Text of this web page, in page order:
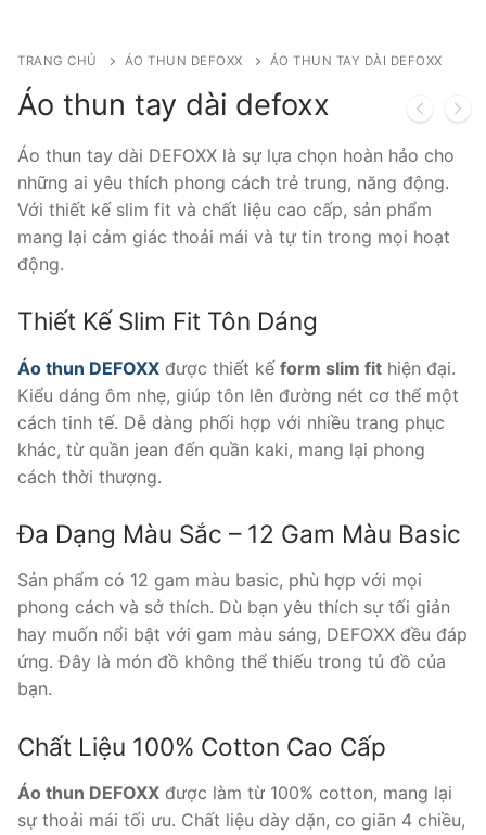
TRANG CHỦ ÁO THUN DEFOXX ÁO THUN TAY DÀI DEFOXX
Áo thun tay dài defoxx
Áo thun tay dài DEFOXX là sự lựa chọn hoàn hảo cho
những ai yêu thích phong cách trẻ trung, năng động.
Với thiết kế slim fit và chất liệu cao cấp, sản phẩm
mang lại cảm giác thoải mái và tự tin trong mọi hoạt
động.
Thiết Kế Slim Fit Tôn Dáng
Áo thun DEFOXX được thiết kế form slim fit hiện đại.
Kiểu dáng ôm nhẹ, giúp tôn lên đường nét cơ thể một
cách tinh tế. Dễ dàng phối hợp với nhiều trang phục
khác, từ quần jean đến quần kaki, mang lại phong
cách thời thượng.
Đa Dạng Màu Sắc – 12 Gam Màu Basic
Sản phẩm có 12 gam màu basic, phù hợp với mọi
phong cách và sở thích. Dù bạn yêu thích sự tối giản
hay muốn nổi bật với gam màu sáng, DEFOXX đều đáp
ứng. Đây là món đồ không thể thiếu trong tủ đồ của
bạn.
Chất Liệu 100% Cotton Cao Cấp
Áo thun DEFOXX được làm từ 100% cotton, mang lại
sự thoải mái tối ưu. Chất liệu dày dặn, co giãn 4 chiều,